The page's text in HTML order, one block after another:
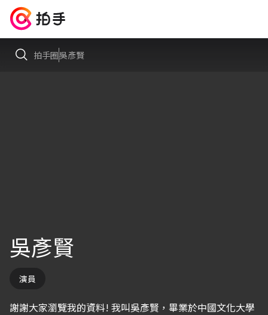
拍手圈吳彥賢
吳彥賢
演員
謝謝大家瀏覽我的資料! 我叫吳彥賢，畢業於中國文化大學